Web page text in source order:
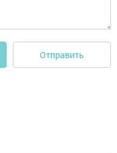
Отправить